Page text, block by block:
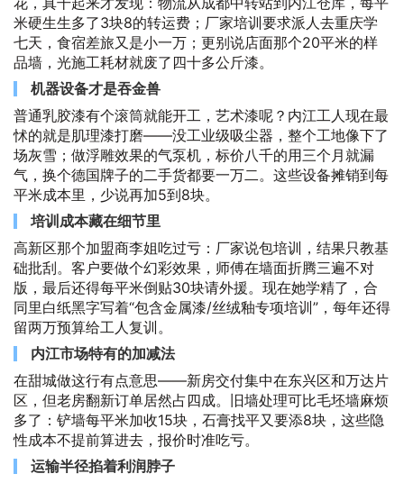
米硬生生多了3块8的转运费；厂家培训要求派人去重庆学
七天，食宿差旅又是小一万；更别说店面那个20平米的样
品墙，光施工耗材就废了四十多公斤漆。
机器设备才是吞金兽
普通乳胶漆有个滚筒就能开工，艺术漆呢？内江工人现在最
怵的就是肌理漆打磨——没工业级吸尘器，整个工地像下了
场灰雪；做浮雕效果的气泵机，标价八千的用三个月就漏
气，换个德国牌子的二手货都要一万二。这些设备摊销到每
平米成本里，少说再加5到8块。
培训成本藏在细节里
高新区那个加盟商李姐吃过亏：厂家说包培训，结果只教基
础批刮。客户要做个幻彩效果，师傅在墙面折腾三遍不对
版，最后还得每平米倒贴30块请外援。现在她学精了，合
同里白纸黑字写着“包含金属漆/丝绒釉专项培训”，每年还得
留两万预算给工人复训。
内江市场特有的加减法
在甜城做这行有点意思——新房交付集中在东兴区和万达片
区，但老房翻新订单居然占四成。旧墙处理可比毛坯墙麻烦
多了：铲墙每平米加收15块，石膏找平又要添8块，这些隐
性成本不提前算进去，报价时准吃亏。
运输半径掐着利润脖子